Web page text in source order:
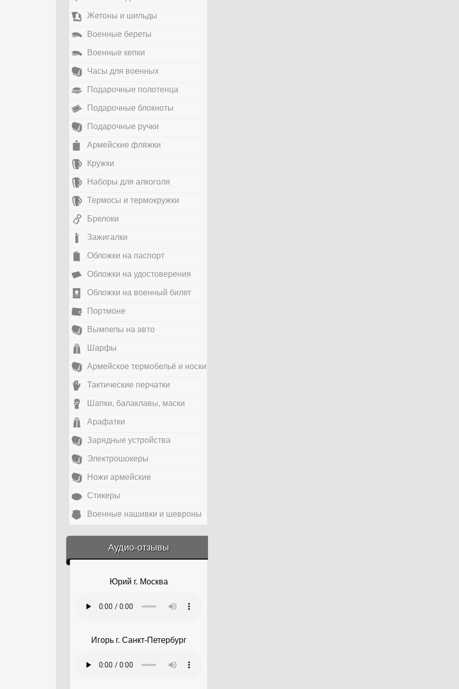
Жетоны и шильды
Военные береты
Военные кепки
Часы для военных
Подарочные полотенца
Подарочные блокноты
Подарочные ручки
Армейские фляжки
Кружки
Наборы для алкоголя
Термосы и термокружки
Брелоки
Зажигалки
Обложки на паспорт
Обложки на удостоверения
Обложки на военный билет
Портмоне
Вымпелы на авто
Шарфы
Армейское термобельё и носки
Тактические перчатки
Шапки, балаклавы, маски
Арафатки
Зарядные устройства
Электрошокеры
Ножи армейские
Стикеры
Военные нашивки и шевроны
Аудио-отзывы
&amp;nbsp;
Юрий г. Москва
Игорь г. Санкт-Петербург